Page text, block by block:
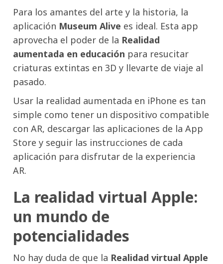
Para los amantes del arte y la historia, la
aplicación Museum Alive es ideal. Esta app
aprovecha el poder de la Realidad
aumentada en educación para resucitar
criaturas extintas en 3D y llevarte de viaje al
pasado.
Usar la realidad aumentada en iPhone es tan
simple como tener un dispositivo compatible
con AR, descargar las aplicaciones de la App
Store y seguir las instrucciones de cada
aplicación para disfrutar de la experiencia
AR.
La realidad virtual Apple:
un mundo de
potencialidades
No hay duda de que la Realidad virtual Apple